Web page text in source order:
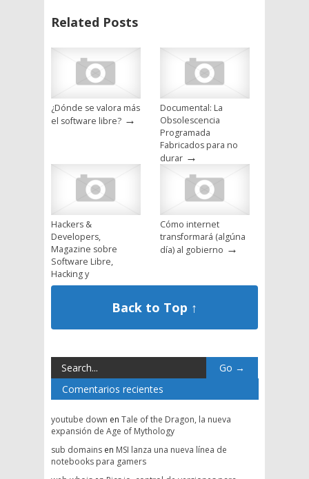
Related Posts
¿Dónde se valora más
el software libre? →
Documental: La
Obsolescencia
Programada
Fabricados para no
durar →
Hackers &
Developers,
Magazine sobre
Software Libre,
Hacking y
Programación→
Cómo internet
transformará (algúna
día) al gobierno →
Back to Top ↑
Comentarios recientes
youtube down en Tale of the Dragon, la nueva
expansión de Age of Mythology
sub domains en MSI lanza una nueva línea de
notebooks para gamers